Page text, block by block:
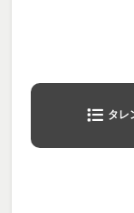
タレ